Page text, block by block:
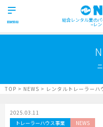
総合レンタル業の
レ
Product
Works
実績
商品
キーワード検索
TOP > NEWS > レンタルトレーラー
2025.03.11
トレーラーハウス事業
NEWS